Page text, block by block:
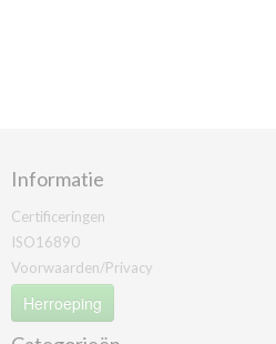
Informatie
Certificeringen
ISO16890
Voorwaarden/Privacy
Herroeping